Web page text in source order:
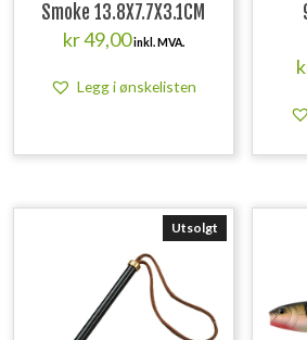
Smoke 13.8X7.7X3.1CM
kr49,00inkl. MVA.
Legg i ønskelisten
Utsolgt